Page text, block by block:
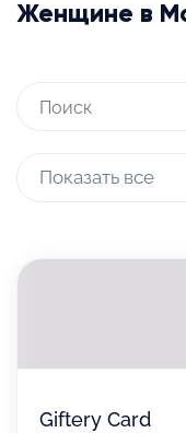
Женщине в
Показать все
Giftery Card